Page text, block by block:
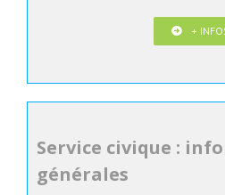
+
Service civique :
générales